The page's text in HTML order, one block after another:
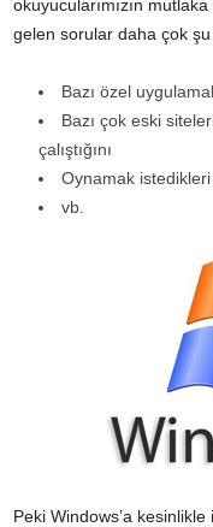
okuyucularımızın
gelen sorular daha çok
Bazı özel
Bazı çok eski
çalıştığını
Oynamak istedikleri
vb.
Peki Windows’a